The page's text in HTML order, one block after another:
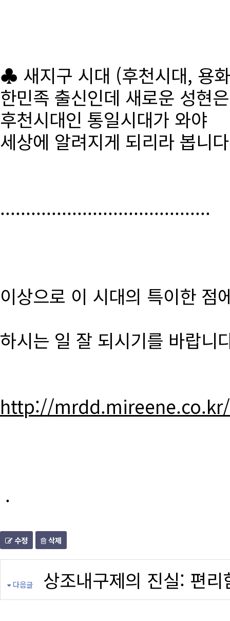
♣ 새지구 시대 (후천시대, 용
한민족 출신인데 새로운 성현
후천시대인 통일시대가 와야
세상에 알려지게 되리라 봅니
.........................................
이상으로 이 시대의 특이한 점
하시는 일 잘 되시기를 바랍니
http://
.
수정 삭제
다음글 상조내구제의 진실: 편